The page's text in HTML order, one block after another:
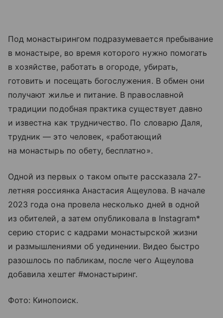
Под монастырингом подразумевается пребывание
в монастыре, во время которого нужно помогать
в хозяйстве, работать в огороде, убирать,
готовить и посещать богослужения. В обмен они
получают жилье и питание. В православной
традиции подобная практика существует давно
и известна как трудничество. По словарю Даля,
трудник — это человек, «работающий
на монастырь по обету, бесплатно».
Одной из первых о таком опыте рассказала 27-
летняя россиянка Анастасия Ащеулова. В начале
2023 года она провела несколько дней в одной
из обителей, а затем опубликовала в Instagram*
серию сторис с кадрами монастырской жизни
и размышлениями об уединении. Видео быстро
разошлось по пабликам, после чего Ащеулова
добавила хештег #монастыринг.
Фото: Кинопоиск.